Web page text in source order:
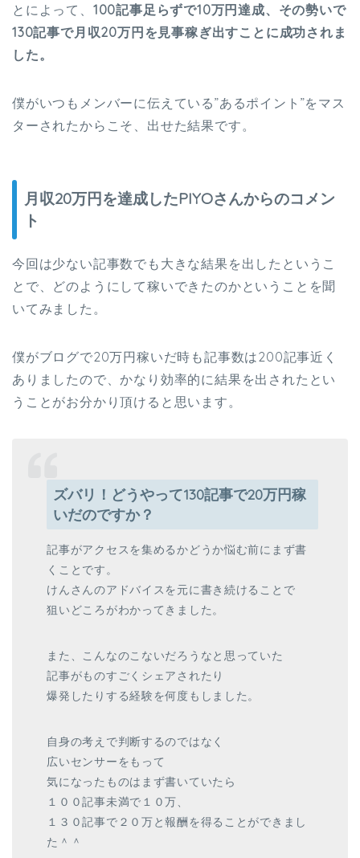
とによって、 100記事足らずで10万円達成、その勢いで
130記事で月収20万円を見事稼ぎ出すことに成功されま
した。
僕がいつもメンバーに伝えている”あるポイント”をマス
ターされたからこそ、出せた結果です。
月収20万円を達成したPIYOさんからのコメン
ト
今回は少ない記事数でも大きな結果を出したというこ
とで、どのようにして稼いできたのかということを聞
いてみました。
僕がブログで20万円稼いだ時も記事数は200記事近く
ありましたので、かなり効率的に結果を出されたとい
うことがお分かり頂けると思います。
ズバリ！どうやって130記事で20万円稼
いだのですか？
記事がアクセスを集めるかどうか悩む前にまず書
くことです。
けんさんのアドバイスを元に書き続けることで
狙いどころがわかってきました。
また、こんなのこないだろうなと思っていた
記事がものすごくシェアされたり
爆発したりする経験を何度もしました。
自身の考えで判断するのではなく
広いセンサーをもって
気になったものはまず書いていたら
１００記事未満で１０万、
１３０記事で２０万と報酬を得ることができまし
た＾＾